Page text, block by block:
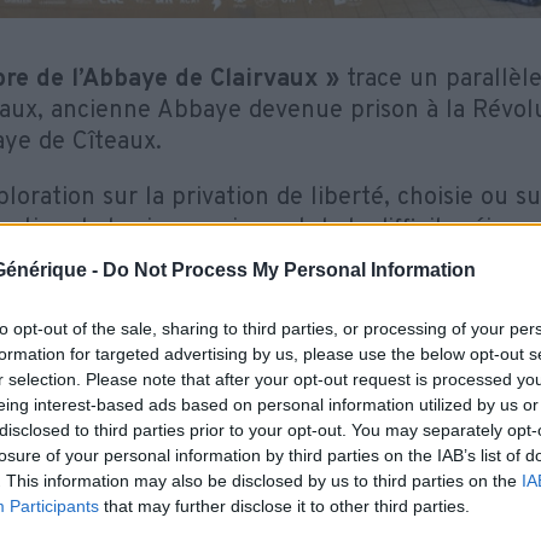
- Do Not Process My Personal Information
opt-out of the sale, sharing to third parties, or processing of your
for targeted advertising by us, please use the below opt-out
selection. Please note that after your opt-out request is processed
interest-based ads based on personal information utilized by us
to third parties prior to your opt-out. You may separately
of your personal information by third parties on the IAB’s list of
This information may also be disclosed by us to third parties on the
Participants that may further disclose it to other third parties.
de l’Abbaye de Clairvaux » trace un
ancienne Abbaye devenue prison à la
de Cîteaux.
sur la privation de liberté, choisie ou
de la vie en prison et de la difficile
qui a suivi la projection, le réalisateur,
public ont fait émerger quatre idées fortes :
d’incarcération pour faciliter la
peut pas être que punitive mais aussi « utile »,
la réinsertion dès le début de la peine et enfin
global prenant en compte les 4
à l’emploi et à la santé et la restauration
opportunité pour faire connaître l’Îlot par une